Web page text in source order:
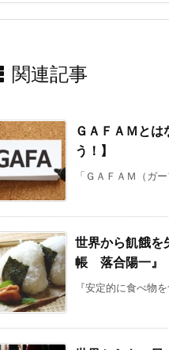
関連記事
ＧＡＦＡＭと
う！】
「ＧＡＦＡＭ（ガ
世界から飢餓を
帳 落合陽一』
『安定的に食べ物